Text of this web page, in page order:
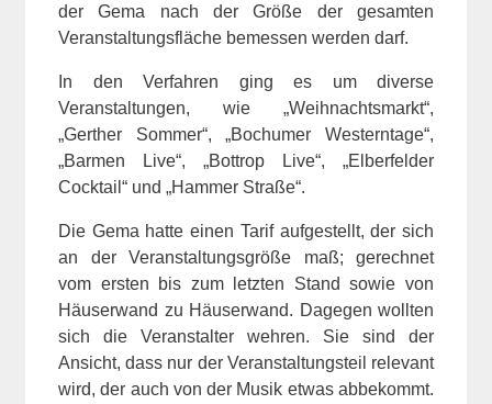
der Gema nach der Größe der gesamten
Veranstaltungsfläche bemessen werden darf.
In den Verfahren ging es um diverse
Veranstaltungen, wie „Weihnachtsmarkt“,
„Gerther Sommer“, „Bochumer Westerntage“,
„Barmen Live“, „Bottrop Live“, „Elberfelder
Cocktail“ und „Hammer Straße“.
Die Gema hatte einen Tarif aufgestellt, der sich
an der Veranstaltungsgröße maß; gerechnet
vom ersten bis zum letzten Stand sowie von
Häuserwand zu Häuserwand. Dagegen wollten
sich die Veranstalter wehren. Sie sind der
Ansicht, dass nur der Veranstaltungsteil relevant
wird, der auch von der Musik etwas abbekommt.